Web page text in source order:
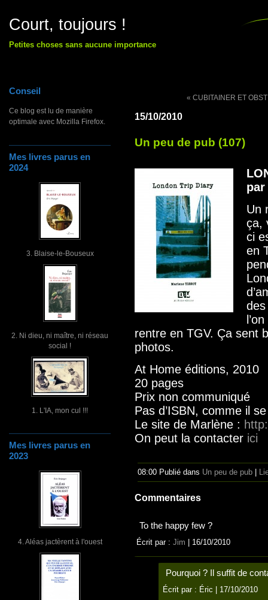
Court, toujours !
Petites choses sans aucune importance
Conseil
Ce blog est lu de manière
optimale avec Mozilla Firefox.
Mes livres parus en
2024
3. Blaise-le-Bouseux
2. Ni dieu, ni maître, ni réseau
social !
1. L'IA, mon cul !!!
Mes livres parus en
2023
4. Aléas jactèrent à l'ouest
« CUBITAINER ET
15/10/2010
Un peu de pub (107)
Un
ça,
ci
en
rentre en TGV. Ça sent
photos.
At Home éditions, 2010
20 pages
Prix non communiqué
Pas d’ISBN, comme il
Le site de Marlène :
On peut la contacter ici
08:00 Publié dans Un peu de pub
Commentaires
To the happy few ?
Écrit par : Jim | 16/10/2010
Pourquoi ? Il suffit de
Écrit par : Éric | 17/10/2010